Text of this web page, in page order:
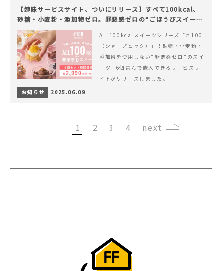
【姉妹サービスサイト、ついにリリース】すべて100kcal、
砂糖・小麦粉・添加物ゼロ。罪悪感ゼロの“ごほうびスイー
ツ”『#100（シャープ100）』
ALL100kcalスイーツシリーズ「♯100
（シャープヒャク）」！砂糖・小麦粉・
添加物を使用しない“罪悪感ゼロ”のスイ
ーツ、6個選んで購入できるサービスサ
イトがリリースしました。
お知らせ
2025.06.09
1 2 3 4 ›